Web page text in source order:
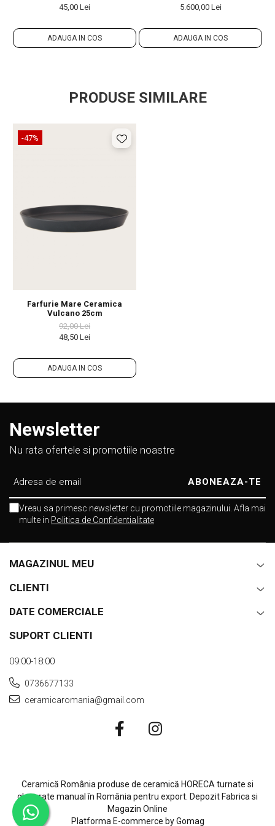
45,00 Lei
ADAUGA IN COS
5.600,00 Lei
ADAUGA IN COS
PRODUSE SIMILARE
-47%
Farfurie Mare Ceramica
Vulcano 25cm
92,00 Lei
48,50 Lei
ADAUGA IN COS
Newsletter
Nu rata ofertele si promotiile noastre
Vreau sa primesc newsletter cu promotiile magazinului. Afla mai
multe in Politica de Confidentialitate
MAGAZINUL MEU
CLIENTI
DATE COMERCIALE
SUPORT CLIENTI
09:00-18:00
0736677133
ceramicaromania@gmail.com
Ceramică România produse de ceramică HORECA turnate si
glazurate manual în România pentru export. Depozit Fabrica si
Magazin Online
Platforma E-commerce by Gomag